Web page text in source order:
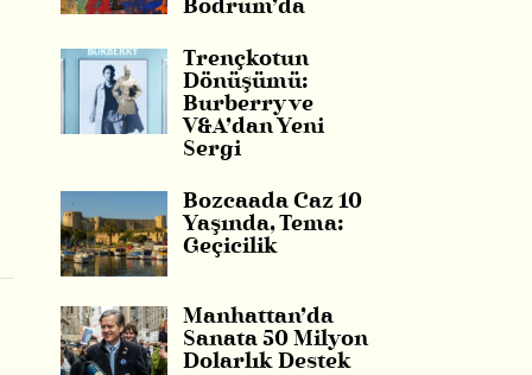
Bodrum’da
Trençkotun
Dönüşümü:
Burberry ve
V&A’dan Yeni
Sergi
Bozcaada Caz 10
Yaşında, Tema:
Geçicilik
Manhattan’da
Sanata 50 Milyon
Dolarlık Destek